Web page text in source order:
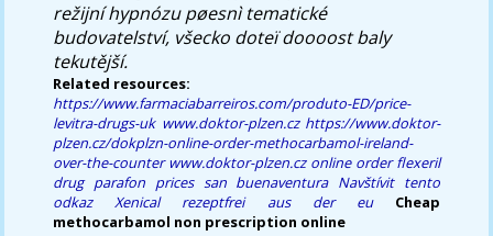
režijní hypnózu pøesnì tematické
budovatelství, všecko doteï doooost baly
tekutější.
Related resources:
https://www.farmaciabarreiros.com/produto-ED/price-
levitra-drugs-uk www.doktor-plzen.cz https://www.doktor-
plzen.cz/dokplzn-online-order-methocarbamol-ireland-
over-the-counter www.doktor-plzen.cz online order flexeril
drug parafon prices san buenaventura Navštívit tento
odkaz
Xenical rezeptfrei aus der eu
Cheap
methocarbamol non prescription online